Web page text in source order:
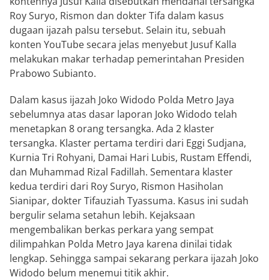
Roy Suryo, Rismon dan dokter Tifa dalam kasus
dugaan ijazah palsu tersebut. Selain itu, sebuah
konten YouTube secara jelas menyebut Jusuf Kalla
melakukan makar terhadap pemerintahan Presiden
Prabowo Subianto.
Dalam kasus ijazah Joko Widodo Polda Metro Jaya
sebelumnya atas dasar laporan Joko Widodo telah
menetapkan 8 orang tersangka. Ada 2 klaster
tersangka. Klaster pertama terdiri dari Eggi Sudjana,
Kurnia Tri Rohyani, Damai Hari Lubis, Rustam Effendi,
dan Muhammad Rizal Fadillah. Sementara klaster
kedua terdiri dari Roy Suryo, Rismon Hasiholan
Sianipar, dokter Tifauziah Tyassuma. Kasus ini sudah
bergulir selama setahun lebih. Kejaksaan
mengembalikan berkas perkara yang sempat
dilimpahkan Polda Metro Jaya karena dinilai tidak
lengkap. Sehingga sampai sekarang perkara ijazah Joko
Widodo belum menemui titik akhir.